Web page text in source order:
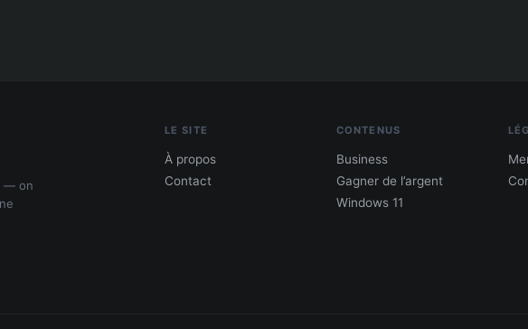
— on
LE SITE
À propos
Contact
CONTENUS
Business
Gagner de l’argent
Windows 11